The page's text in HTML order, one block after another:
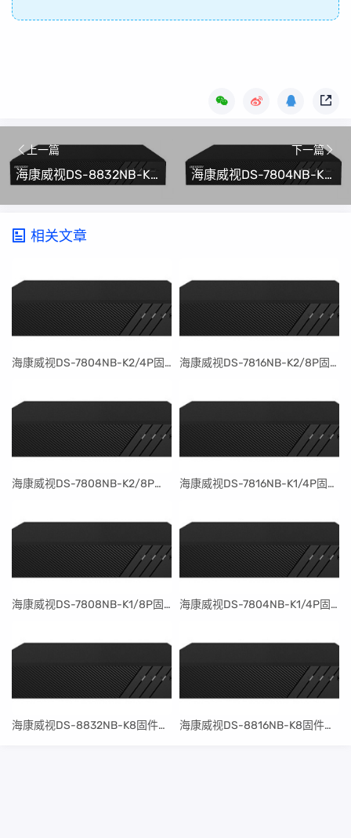
上一篇
​海康威视DS-8832NB-K8固件升级包V4.30.097build240401
下一篇
​海康威视DS-7804NB-K1/4P固件升级包V4.30.097build240401
相关文章
​海康威视DS-7804NB-K2/4P固件升级包V4.30.097build240401 ​海康威视DS-7816NB-K2/8P固件升级包V4.30.097build240401
​海康威视DS-7808NB-K2/8P固件升级包V4.30.097build240401 ​海康威视DS-7816NB-K1/4P固件升级包V4.30.097build240401
​海康威视DS-7808NB-K1/8P固件升级包V4.30.097build240401 ​海康威视DS-7804NB-K1/4P固件升级包V4.30.097build240401
​海康威视DS-8832NB-K8固件升级包V4.30.097build240401 ​海康威视DS-8816NB-K8固件升级包V4.30.097build240401